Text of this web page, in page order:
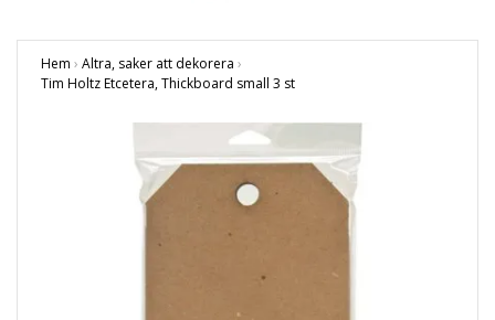
Hem › Altra, saker att dekorera ›
Tim Holtz Etcetera, Thickboard small 3 st